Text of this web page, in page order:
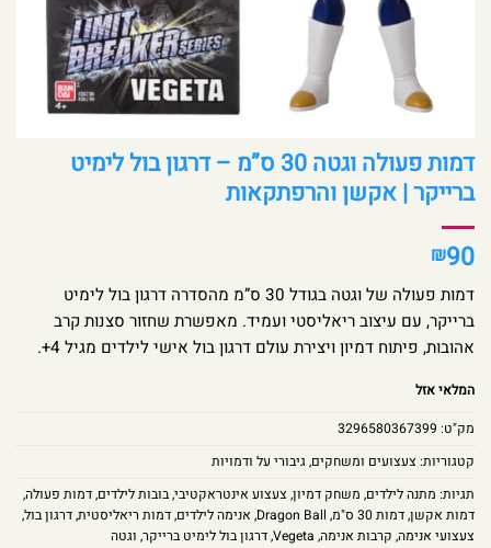
דמות פעולה וגטה 30 ס”מ – דרגון בול לימיט
ברייקר | אקשן והרפתקאות
₪90
דמות פעולה של וגטה בגודל 30 ס”מ מהסדרה דרגון בול לימיט
ברייקר, עם עיצוב ריאליסטי ועמיד. מאפשרת שחזור סצנות קרב
אהובות, פיתוח דמיון ויצירת עולם דרגון בול אישי לילדים מגיל 4+.
המלאי אזל
מק"ט: 3296580367399
קטגוריות: צעצועים ומשחקים,גיבורי על ודמויות
תגיות: מתנה לילדים, משחק דמיון, צעצוע אינטראקטיבי,בובות לילדים,דמות פעולה,
דמות אקשן,דמות 30 ס"מ ,
Dragon Ball
, אנימה לילדים,דמות ריאליסטית,דרגון בול,
צעצועי אנימה, קרבות אנימה,
Vegeta
,דרגון בול לימיט ברייקר, וגטה